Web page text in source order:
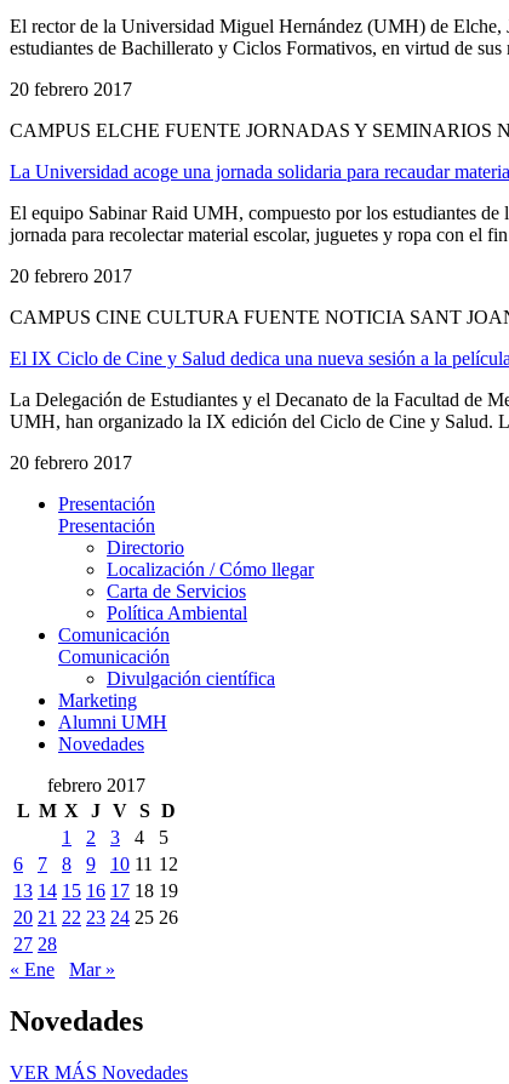
El rector de la Universidad Miguel Hernández (UMH) de Elche,
estudiantes de Bachillerato y Ciclos Formativos, en virtud de
20 febrero 2017
CAMPUS ELCHE FUENTE JORNADAS Y SEMINARIOS
La Universidad acoge una jornada solidaria para recaudar
El equipo Sabinar Raid UMH, compuesto por los estudiantes
jornada para recolectar material escolar, juguetes y ropa con el
20 febrero 2017
CAMPUS CINE CULTURA FUENTE NOTICIA SANT
El IX Ciclo de Cine y Salud dedica una nueva sesión a la
La Delegación de Estudiantes y el Decanato de la Facultad de
UMH, han organizado la IX edición del Ciclo de Cine y Salud.
20 febrero 2017
Presentación
Presentación
Directorio
Localización / Cómo llegar
Carta de Servicios
Política Ambiental
Comunicación
Comunicación
Divulgación científica
Marketing
Alumni UMH
Novedades
febrero 2017
L M X J V S D
1
2 3 4
5
6
7 8 9 10 11 12
13 14 15 16 17 18 19
20 21 22 23 24 25 26
27 28
« Ene
Mar »
Novedades
VER MÁS Novedades